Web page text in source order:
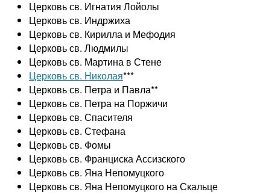
Церковь св. Игнатия Лойолы
Церковь св. Индржиха
Церковь св. Кирилла и Мефодия
Церковь св. Людмилы
Церковь св. Мартина в Стене
Церковь св. Николая***
Церковь св. Петра и Павла**
Церковь св. Петра на Поржичи
Церковь св. Спасителя
Церковь св. Стефана
Церковь св. Фомы
Церковь св. Франциска Ассизского
Церковь св. Яна Непомуцкого
Церковь св. Яна Непомуцкого на Скальце